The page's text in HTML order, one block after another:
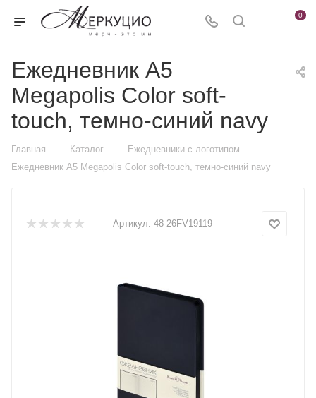
0
Ежедневник А5
Megapolis Color soft-
touch, темно-синий navy
Главная — Каталог — Ежедневники c логотипом —
Ежедневник А5 Megapolis Color soft-touch, темно-синий navy
Артикул: 48-26FV19119